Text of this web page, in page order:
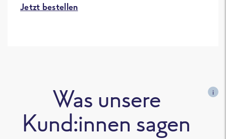
Jetzt bestellen
Was unsere
Kund:innen sagen
i